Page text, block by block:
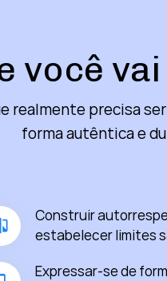
você
realmente precisa
forma autêntica e
Construir
estabelecer limites
Expressar-se de